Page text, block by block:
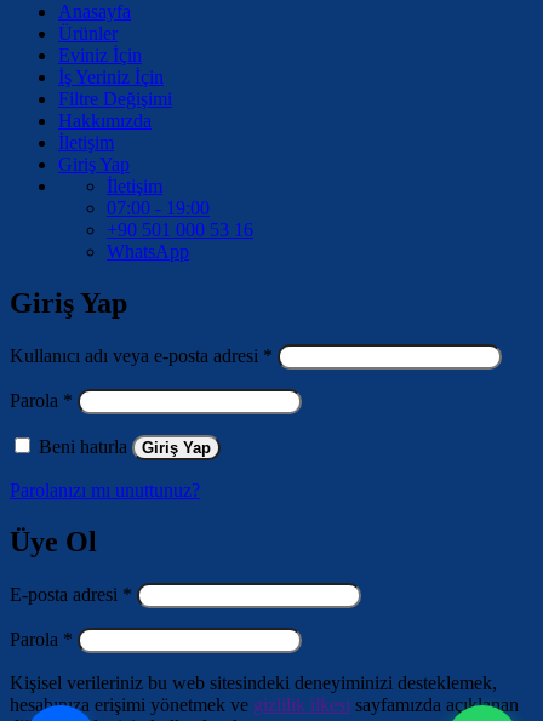
Anasayfa
Ürünler
Eviniz İçin
İş Yeriniz İçin
Filtre Değişimi
Hakkımızda
İletişim
Giriş Yap
İletişim
07:00 - 19:00
+90 501 000 53 16
WhatsApp
Giriş Yap
Kullanıcı adı veya e-posta adresi * Gerekli
Parola * Gerekli
Beni hatırla Giriş Yap
Parolanızı mı unuttunuz?
Üye Ol
E-posta adresi * Gerekli
Parola * Gerekli
Kişisel verileriniz bu web sitesindeki deneyiminizi desteklemek,
hesabınıza erişimi yönetmek ve gizlilik ilkesi sayfamızda açıklanan